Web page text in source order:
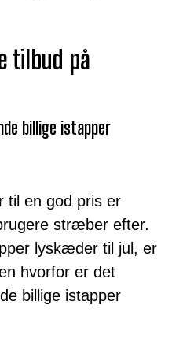
tilbud på
billige istapper
til en god pris er
stræber efter.
lyskæder til jul, er
hvorfor er det
billige istapper